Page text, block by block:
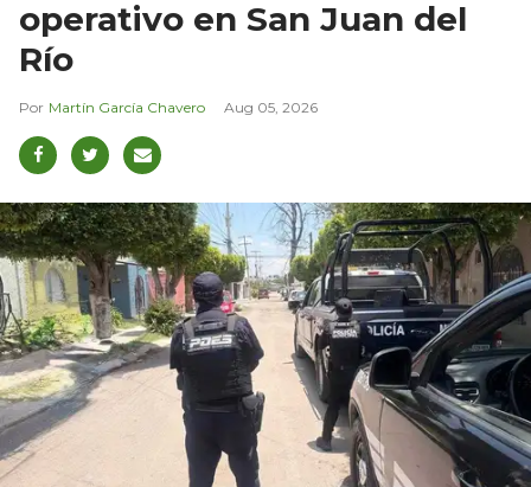
operativo en San Juan del
Río
Martín García Chavero Aug 05, 2026